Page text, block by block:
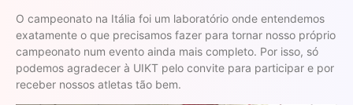
O campeonato na Itália foi um laboratório onde entendemos
exatamente o que precisamos fazer para tornar nosso próprio
campeonato num evento ainda mais completo. Por isso, só
podemos agradecer à UIKT pelo convite para participar e por
receber nossos atletas tão bem.